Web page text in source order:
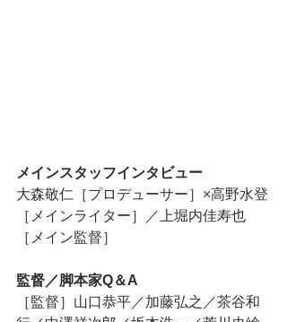
メインスタッフインタビュー
大森敬仁［プロデューサー］×高野水登
［メインライター］／上堀内佳寿也
［メイン監督］
監督／脚本家Q＆A
［監督］山口恭平／加藤弘之／茶谷和